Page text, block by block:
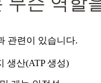
관련이 있습니다.
생산(ATP 생성)